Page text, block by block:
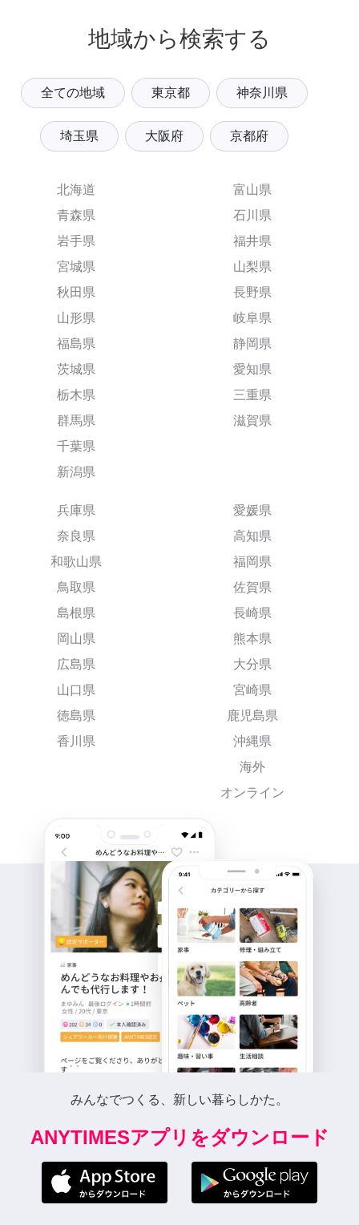
地域から検索する
全ての地域 東京都 神奈川県
埼玉県 大阪府 京都府
北海道
青森県
岩手県
宮城県
秋田県
山形県
福島県
茨城県
栃木県
群馬県
千葉県
新潟県
富山県
石川県
福井県
山梨県
長野県
岐阜県
静岡県
愛知県
三重県
滋賀県
兵庫県
奈良県
和歌山県
鳥取県
島根県
岡山県
広島県
山口県
徳島県
香川県
愛媛県
高知県
福岡県
佐賀県
長崎県
熊本県
大分県
宮崎県
鹿児島県
沖縄県
海外
オンライン
みんなでつくる、新しい暮らしかた。
ANYTIMESアプリをダウンロード